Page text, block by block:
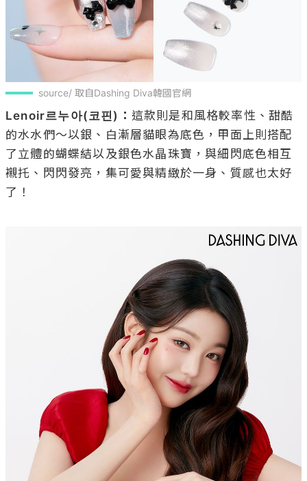
source/ 取自Dashing Diva韓國官網
Lenoir르누아(코핀)： 這款則是和風格較率性、甜酷
的水水們～以銀、白漸層貓眼為底色，甲面上則搭配
了立體的蝴蝶結以及銀色水晶珠寶，與細閃底色相互
襯托、閃閃發亮，集可愛與精緻於一身、質感也太好
了！